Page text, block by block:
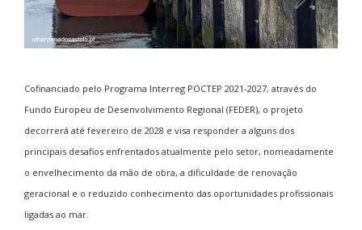
Cofinanciado pelo Programa Interreg POCTEP 2021-2027, através do
Fundo Europeu de Desenvolvimento Regional (FEDER), o projeto
decorrerá até fevereiro de 2028 e visa responder a alguns dos
principais desafios enfrentados atualmente pelo setor, nomeadamente
o envelhecimento da mão de obra, a dificuldade de renovação
geracional e o reduzido conhecimento das oportunidades profissionais
ligadas ao mar.